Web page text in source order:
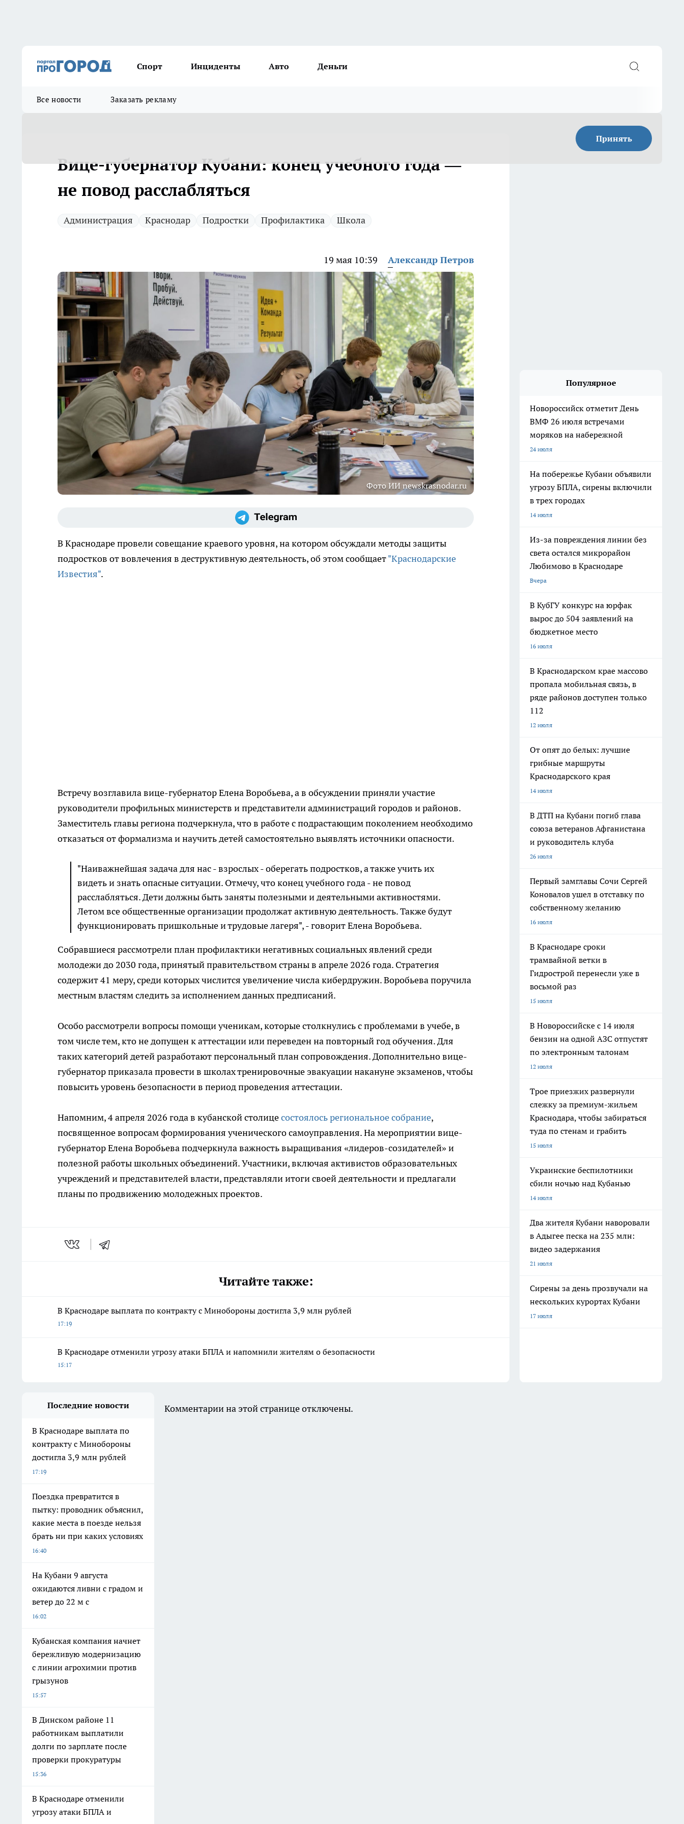
Спорт Инциденты Авто Деньги
Все новости Заказать рекламу
Принять
Вице-губернатор Кубани: конец учебного года —
не повод расслабляться
Администрация Краснодар Подростки Профилактика Школа
19 мая 10:39 Александр Петров
Фото ИИ newskrasnodar.ru
В Краснодаре провели совещание краевого уровня, на котором обсуждали методы защиты
подростков от вовлечения в деструктивную деятельность, об этом сообщает"Краснодарские
Известия".
Встречу возглавила вице-губернатор Елена Воробьева, а в обсуждении приняли участие
руководители профильных министерств и представители администраций городов и районов.
Заместитель главы региона подчеркнула, что в работе с подрастающим поколением необходимо
отказаться от формализма и научить детей самостоятельно выявлять источники опасности.
"Наиважнейшая задача для нас - взрослых - оберегать подростков, а также учить их
видеть и знать опасные ситуации. Отмечу, что конец учебного года - не повод
расслабляться. Дети должны быть заняты полезными и деятельными активностями.
Летом все общественные организации продолжат активную деятельность. Также будут
функционировать пришкольные и трудовые лагеря", - говорит Елена Воробьева.
Собравшиеся рассмотрели план профилактики негативных социальных явлений среди
молодежи до 2030 года, принятый правительством страны в апреле 2026 года. Стратегия
содержит 41 меру, среди которых числится увеличение числа кибердружин. Воробьева поручила
местным властям следить за исполнением данных предписаний.
Особо рассмотрели вопросы помощи ученикам, которые столкнулись с проблемами в учебе, в
том числе тем, кто не допущен к аттестации или переведен на повторный год обучения. Для
таких категорий детей разработают персональный план сопровождения. Дополнительно вице-
губернатор приказала провести в школах тренировочные эвакуации накануне экзаменов, чтобы
повысить уровень безопасности в период проведения аттестации.
Напомним, 4 апреля 2026 года в кубанской столицесостоялось региональное собрание,
посвященное вопросам формирования ученического самоуправления. На мероприятии вице-
губернатор Елена Воробьева подчеркнула важность выращивания «лидеров-созидателей» и
полезной работы школьных объединений. Участники, включая активистов образовательных
учреждений и представителей власти, представляли итоги своей деятельности и предлагали
планы по продвижению молодежных проектов.
Читайте также:
В Краснодаре выплата по контракту с Минобороны достигла 3,9 млн рублей
17:19
В Краснодаре отменили угрозу атаки БПЛА и напомнили жителям о безопасности
15:17
Популярное
Новороссийск отметит День
ВМФ 26 июля встречами
моряков на набережной
24 июля
На побережье Кубани объявили
угрозу БПЛА, сирены включили
в трех городах
14 июля
Из-за повреждения линии без
света остался микрорайон
Любимово в Краснодаре
Вчера
В КубГУ конкурс на юрфак
вырос до 504 заявлений на
бюджетное место
16 июля
В Краснодарском крае массово
пропала мобильная связь, в
ряде районов доступен только
112
12 июля
От опят до белых: лучшие
грибные маршруты
Краснодарского края
14 июля
В ДТП на Кубани погиб глава
союза ветеранов Афганистана
и руководитель клуба
26 июля
Первый замглавы Сочи Сергей
Коновалов ушел в отставку по
собственному желанию
16 июля
В Краснодаре сроки
трамвайной ветки в
Гидрострой перенесли уже в
восьмой раз
15 июля
В Новороссийске с 14 июля
бензин на одной АЗС отпустят
по электронным талонам
12 июля
Трое приезжих развернули
слежку за премиум-жильем
Краснодара, чтобы забираться
туда по стенам и грабить
15 июля
Украинские беспилотники
сбили ночью над Кубанью
14 июля
Два жителя Кубани наворовали
в Адыгее песка на 235 млн:
видео задержания
21 июля
Сирены за день прозвучали на
нескольких курортах Кубани
17 июля
Последние новости
В Краснодаре выплата по
контракту с Минобороны
достигла 3,9 млн рублей
17:19
Поездка превратится в
пытку: проводник объяснил,
какие места в поезде нельзя
брать ни при каких условиях
16:40
На Кубани 9 августа
ожидаются ливни с градом и
ветер до 22 м с
16:02
Кубанская компания начнет
бережливую модернизацию
с линии агрохимии против
грызунов
15:57
В Динском районе 11
работникам выплатили
долги по зарплате после
проверки прокуратуры
15:36
В Краснодаре отменили
угрозу атаки БПЛА и
Комментарии на этой странице отключены.